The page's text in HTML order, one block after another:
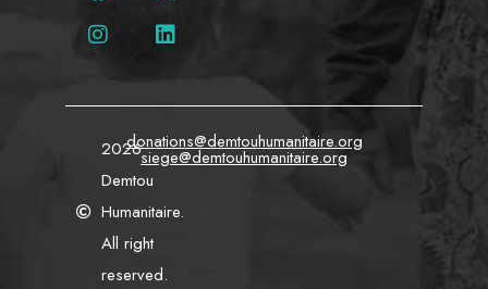
2026
Demtou
Humanitaire.
All right
reserved.
donations@demtouhumanitaire.org
siege@demtouhumanitaire.org